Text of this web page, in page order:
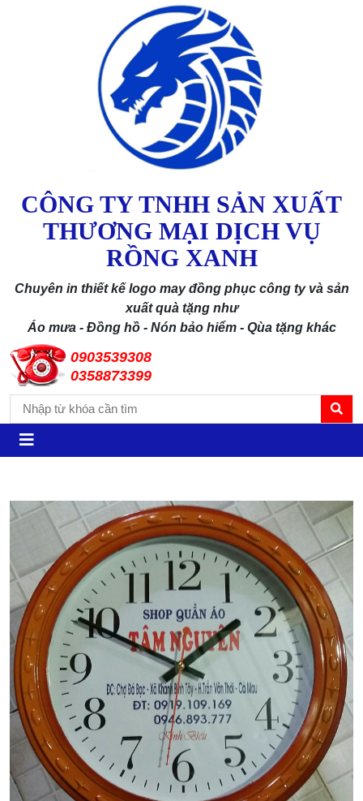
CÔNG TY TNHH SẢN XUẤT
THƯƠNG MẠI DỊCH VỤ
RỒNG XANH
Chuyên in thiết kế logo may đồng phục công ty và sản
xuất quà tặng như
Áo mưa - Đồng hồ - Nón bảo hiểm - Qùa tặng khác
0903539308
0358873399